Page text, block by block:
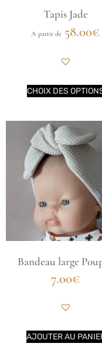
Tapis Jade
A partir de 58.00€
CHOIX DES
Bandeau large
7.00€
AJOUTER AU